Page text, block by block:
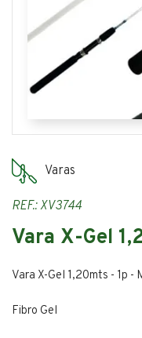
Varas
REF.: XV3744
Vara X-Gel
Vara X-Gel 1,20mts - 1p -
Fibro Gel